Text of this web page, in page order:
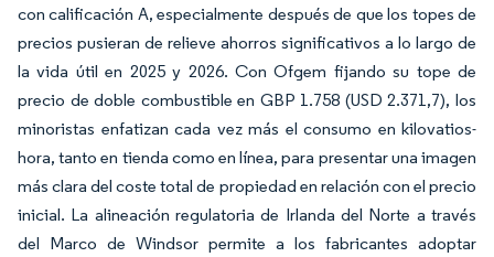
con calificación A, especialmente después de que los topes de
precios pusieran de relieve ahorros significativos a lo largo de
la vida útil en 2025 y 2026. Con Ofgem fijando su tope de
precio de doble combustible en GBP 1.758 (USD 2.371,7), los
minoristas enfatizan cada vez más el consumo en kilovatios-
hora, tanto en tienda como en línea, para presentar una imagen
más clara del coste total de propiedad en relación con el precio
inicial. La alineación regulatoria de Irlanda del Norte a través
del Marco de Windsor permite a los fabricantes adoptar